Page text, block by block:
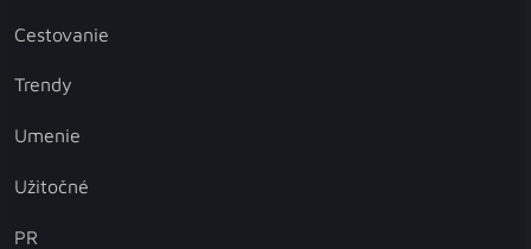
Cestovanie
Trendy
Umenie
Užitočné
PR